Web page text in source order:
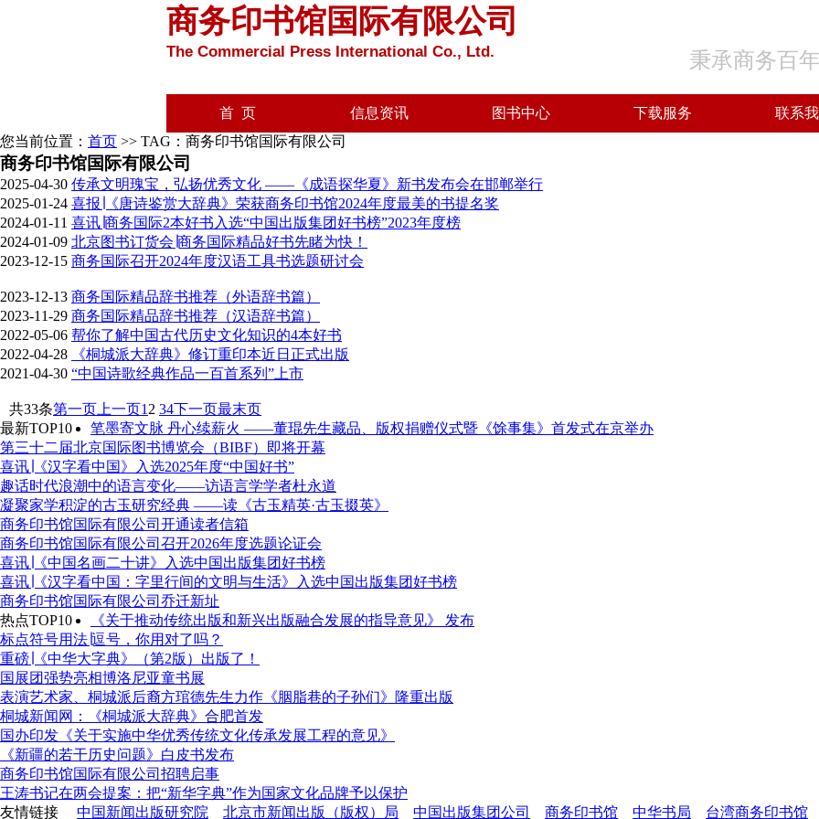
商务印书馆国际有限公司
The Commercial Press International Co., Ltd. 秉承商务百
首 页 信息资讯 图书中心 下载服务
联系
您当前位置： 首页 >> TAG：商务印书馆国际有限公司
商务印书馆国际有限公司
2025-04-30 传承文明瑰宝，弘扬优秀文化 ——《成语探华夏》新书发布会在邯郸举行
2025-01-24 喜报∣《唐诗鉴赏大辞典》荣获商务印书馆2024年度最美的书提名奖
2024-01-11 喜讯∣商务国际2本好书入选“中国出版集团好书榜”2023年度榜
2024-01-09 北京图书订货会∣商务国际精品好书先睹为快！
2023-12-15 商务国际召开2024年度汉语工具书选题研讨会
2023-12-13 商务国际精品辞书推荐（外语辞书篇）
2023-11-29 商务国际精品辞书推荐（汉语辞书篇）
2022-05-06 帮你了解中国古代历史文化知识的4本好书
2022-04-28
《桐城派大辞典》修订重印本近日正式出版
2021-04-30 “中国诗歌经典作品一百首系列”上市
共33条第一页 上一页1 2 34下一页最末页
最新TOP10
笔墨寄文脉 丹心续薪火 ——董琨先生藏品、版权捐赠仪式暨《馀事集》首发式在京举办
第三十二届北京国际图书博览会（BIBF）即将开幕
喜讯∣《汉字看中国》入选2025年度“中国好书”
趣话时代浪潮中的语言变化——访语言学学者杜永道
凝聚家学积淀的古玉研究经典 ——读《古玉精英·古玉掇英》
商务印书馆国际有限公司开通读者信箱
商务印书馆国际有限公司召开2026年度选题论证会
喜讯∣《中国名画二十讲》入选中国出版集团好书榜
喜讯∣《汉字看中国：字里行间的文明与生活》入选中国出版集团好书榜
商务印书馆国际有限公司乔迁新址
热点TOP10
《关于推动传统出版和新兴出版融合发展的指导意见》 发布
标点符号用法∣逗号，你用对了吗？
重磅∣《中华大字典》（第2版）出版了！
国展团强势亮相博洛尼亚童书展
表演艺术家、桐城派后裔方琯德先生力作《胭脂巷的子孙们》隆重出版
桐城新闻网：《桐城派大辞典》合肥首发
国办印发《关于实施中华优秀传统文化传承发展工程的意见》
《新疆的若干历史问题》白皮书发布
商务印书馆国际有限公司招聘启事
王涛书记在两会提案：把“新华字典”作为国家文化品牌予以保护
友情链接
中国新闻出版研究院 北京市新闻出版（版权）局 中国出版集团公司 商务印书馆 中华书局 台湾商务印书馆